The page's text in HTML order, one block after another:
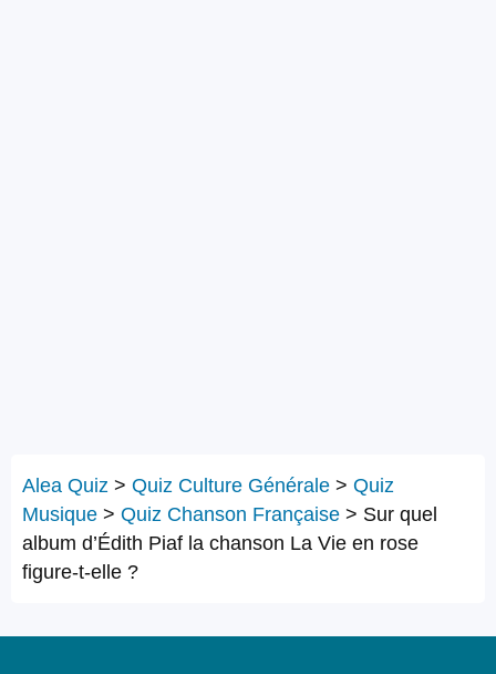
Alea Quiz > Quiz Culture Générale > Quiz
Musique > Quiz Chanson Française > Sur quel
album d’Édith Piaf la chanson La Vie en rose
figure-t-elle ?